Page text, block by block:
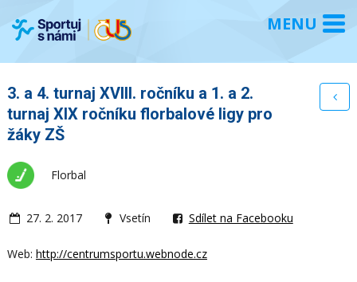
3. a 4. turnaj XVIII. ročníku a 1. a 2.
turnaj XIX ročníku florbalové ligy pro
žáky ZŠ
Florbal
27. 2. 2017 Vsetín Sdílet na Facebooku
Web: http://centrumsportu.webnode.cz